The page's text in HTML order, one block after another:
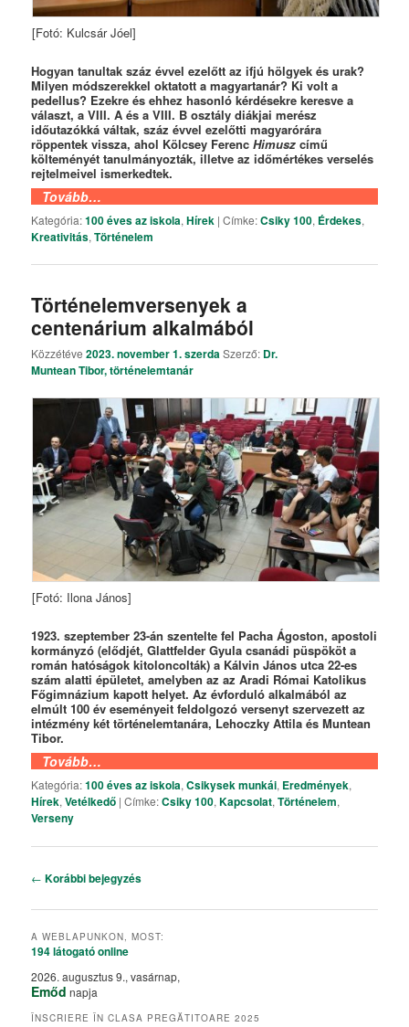
[Fotó: Kulcsár Jóel]
Hogyan tanultak száz évvel ezelőtt az ifjú hölgyek és urak?
Milyen módszerekkel oktatott a magyartanár? Ki volt a
pedellus? Ezekre és ehhez hasonló kérdésekre keresve a
választ, a VIII. A és a VIII. B osztály diákjai merész
időutazókká váltak, száz évvel ezelőtti magyarórára
röppentek vissza, ahol Kölcsey FerencHimusz című
költeményét tanulmányozták, illetve az időmértékes verselés
rejtelmeivel ismerkedtek.
Tovább…
Kategória:100 éves az iskola,Hírek |Címke:Csiky 100, Érdekes,
Kreativitás,Történelem
Történelemversenyek a
centenárium alkalmából
Közzétéve2023. november 1. szerda Szerző: Dr.
Muntean Tibor, történelemtanár
[Fotó: Ilona János]
1923. szeptember 23-án szentelte fel Pacha Ágoston, apostoli
kormányzó (elődjét, Glattfelder Gyula csanádi püspököt a
román hatóságok kitoloncolták) a Kálvin János utca 22-es
szám alatti épületet, amelyben az az Aradi Római Katolikus
Főgimnázium kapott helyet. Az évforduló alkalmából az
elmúlt 100 év eseményeit feldolgozó versenyt szervezett az
intézmény két történelemtanára, Lehoczky Attila és Muntean
Tibor.
Tovább…
Kategória:100 éves az iskola,Csikysek munkái, Eredmények,
Hírek,Vetélkedő |Címke:Csiky 100,Kapcsolat,Történelem,
Verseny
Bejegyzés navigáció
← Korábbi bejegyzés
A WEBLAPUNKON, MOST:
194 látogatóonline
2026. augusztus 9., vasárnap,
Emőd napja
ÎNSCRIERE ÎN CLASA PREGĂTITOARE 2025